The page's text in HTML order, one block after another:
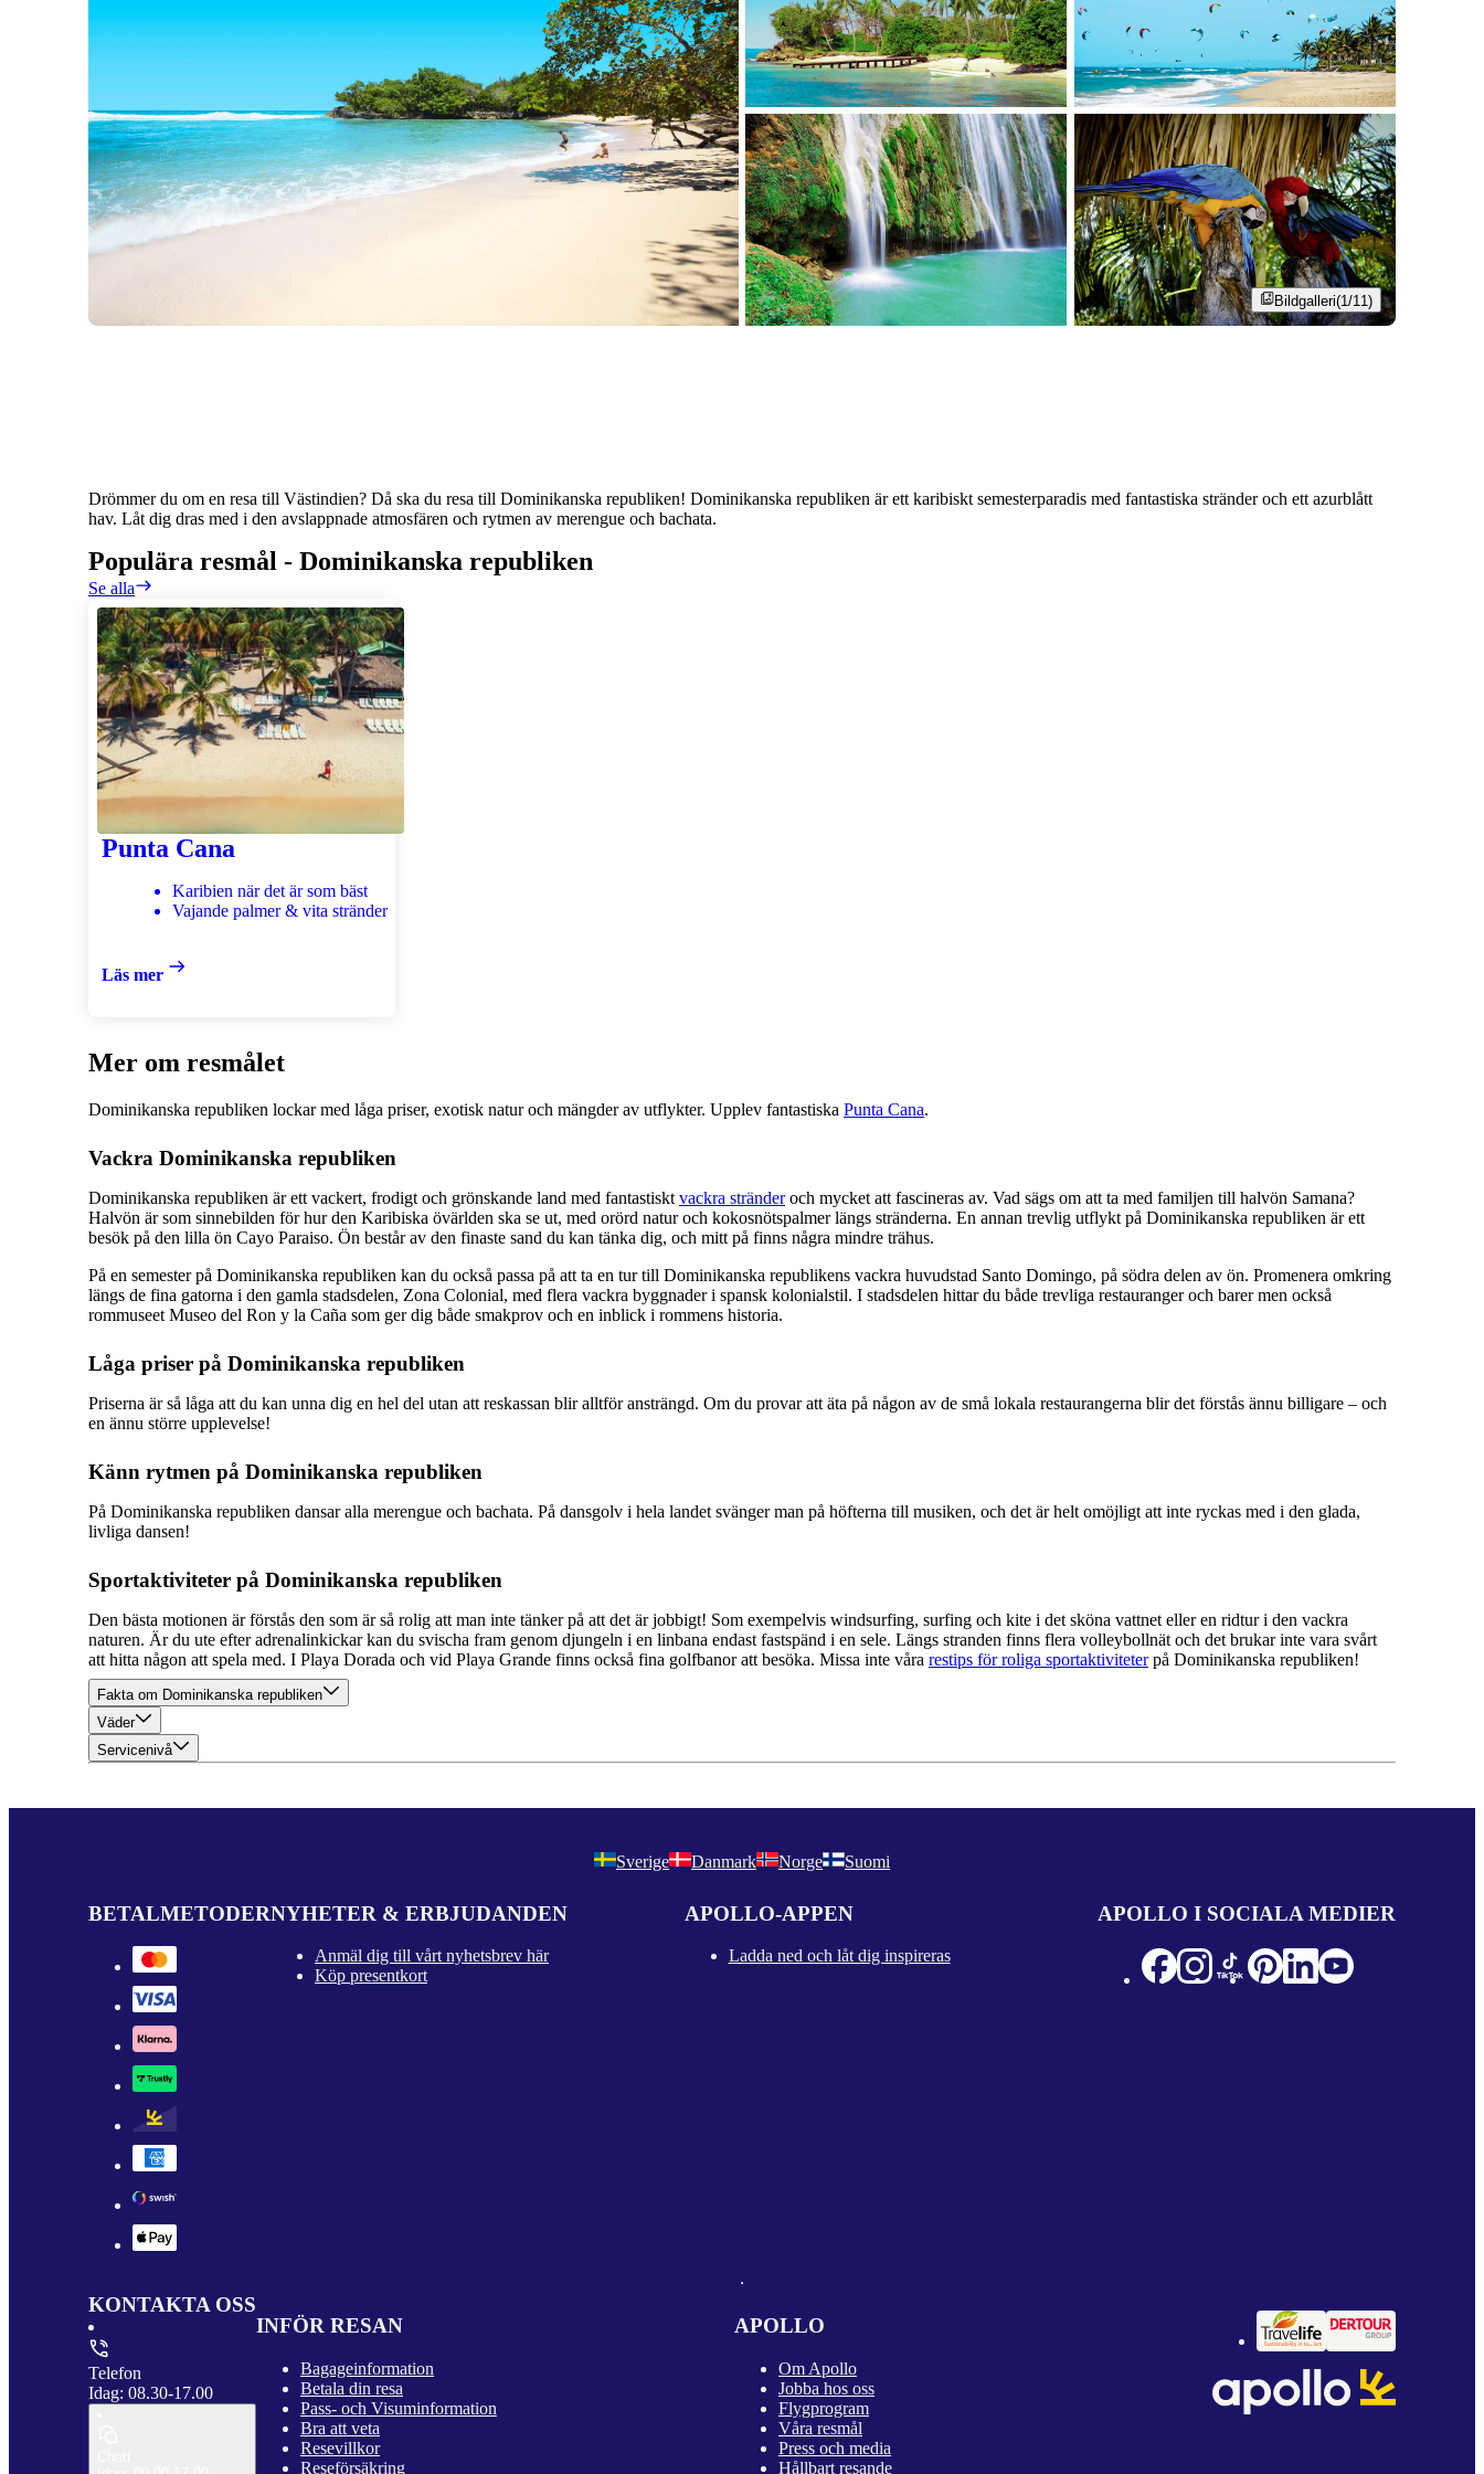
Bildgalleri(1/11)
Drömmer du om en resa till Västindien? Då ska du resa till Dominikanska republiken! Dominikanska republiken är ett karibiskt semesterparadis med fantastiska stränder och ett azurblått
hav. Låt dig dras med i den avslappnade atmosfären och rytmen av merengue och bachata.
Populära resmål - Dominikanska republiken
Se alla
Punta Cana
Karibien när det är som bäst
Vajande palmer & vita stränder
Läs mer
Mer om resmålet
Dominikanska republiken lockar med låga priser, exotisk natur och mängder av utflykter. Upplev fantastiska Punta Cana.
Vackra Dominikanska republiken
Dominikanska republiken är ett vackert, frodigt och grönskande land med fantastiskt vackra stränderoch mycket att fascineras av. Vad sägs om att ta med familjen till halvön Samana?
Halvön är som sinnebilden för hur den Karibiska övärlden ska se ut, med orörd natur och kokosnötspalmer längs stränderna. En annan trevlig utflykt på Dominikanska republiken är ett
besök på den lilla ön Cayo Paraiso. Ön består av den finaste sand du kan tänka dig, och mitt på finns några mindre trähus.
På en semester på Dominikanska republiken kan du också passa på att ta en tur till Dominikanska republikens vackra huvudstad Santo Domingo, på södra delen av ön. Promenera omkring
längs de fina gatorna i den gamla stadsdelen, Zona Colonial, med flera vackra byggnader i spansk kolonialstil. I stadsdelen hittar du både trevliga restauranger och barer men också
rommuseet Museo del Ron y la Caña som ger dig både smakprov och en inblick i rommens historia.
Låga priser på Dominikanska republiken
Priserna är så låga att du kan unna dig en hel del utan att reskassan blir alltför ansträngd. Om du provar att äta på någon av de små lokala restaurangerna blir det förstås ännu billigare – och
en ännu större upplevelse!
Känn rytmen på Dominikanska republiken
På Dominikanska republiken dansar alla merengue och bachata. På dansgolv i hela landet svänger man på höfterna till musiken, och det är helt omöjligt att inte ryckas med i den glada,
livliga dansen!
Sportaktiviteter på Dominikanska republiken
Den bästa motionen är förstås den som är så rolig att man inte tänker på att det är jobbigt! Som exempelvis windsurfing, surfing och kite i det sköna vattnet eller en ridtur i den vackra
naturen. Är du ute efter adrenalinkickar kan du svischa fram genom djungeln i en linbana endast fastspänd i en sele. Längs stranden finns flera volleybollnät och det brukar inte vara svårt
att hitta någon att spela med. I Playa Dorada och vid Playa Grande finns också fina golfbanor att besöka. Missa inte våra restips för roliga sportaktiviteterpå Dominikanska republiken!
Fakta om Dominikanska republiken
Väder
Servicenivå
Sverige Danmark Norge Suomi
BETALMETODERNYHETER & ERBJUDANDEN
Anmäl dig till vårt nyhetsbrev här
Köp presentkort
APOLLO-APPEN
Ladda ned och låt dig inspireras
APOLLO I SOCIALA MEDIER
KONTAKTA OSS
Telefon
Idag: 08.30-17.00
INFÖR RESAN
Bagageinformation
Betala din resa
Pass- och Visuminformation
Bra att veta
Resevillkor
Reseförsäkring
APOLLO
Om Apollo
Jobba hos oss
Flygprogram
Våra resmål
Press och media
Hållbart resande